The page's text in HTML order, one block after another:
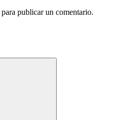
para publicar un comentario.